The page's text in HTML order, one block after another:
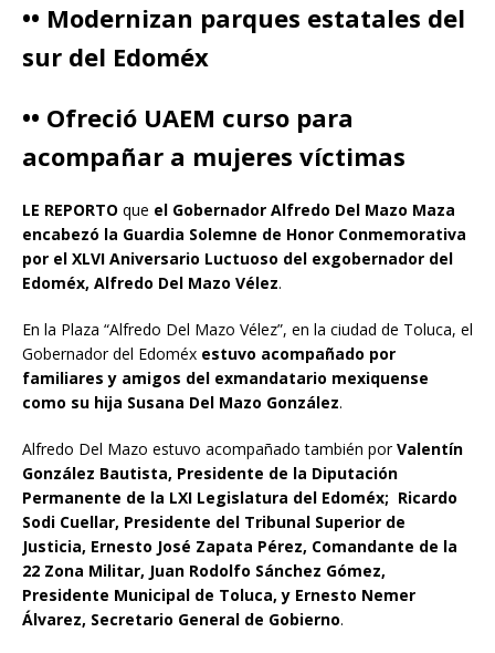
•• Modernizan parques estatales del
sur del Edoméx
•• Ofreció UAEM curso para
acompañar a mujeres víctimas
LE REPORTO que el Gobernador Alfredo Del Mazo Maza
encabezó la Guardia Solemne de Honor Conmemorativa
por el XLVI Aniversario Luctuoso del exgobernador del
Edoméx, Alfredo Del Mazo Vélez.
En la Plaza “Alfredo Del Mazo Vélez”, en la ciudad de Toluca, el
Gobernador del Edoméx estuvo acompañado por
familiares y amigos del exmandatario mexiquense
como su hija Susana Del Mazo González.
Alfredo Del Mazo estuvo acompañado también porValentín
González Bautista, Presidente de la Diputación
Permanente de la LXI Legislatura del Edoméx; Ricardo
Sodi Cuellar, Presidente del Tribunal Superior de
Justicia, Ernesto José Zapata Pérez, Comandante de la
22 Zona Militar, Juan Rodolfo Sánchez Gómez,
Presidente Municipal de Toluca, y Ernesto Nemer
Álvarez, Secretario General de Gobierno.